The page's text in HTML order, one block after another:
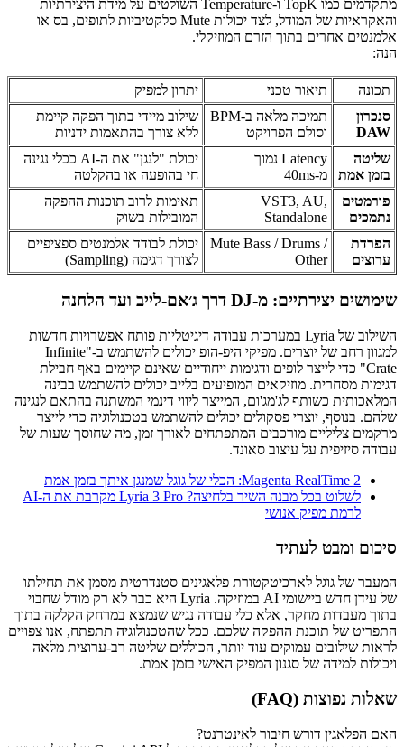
מתקדמים כמו TopK ו-Temperature השולטים על מידת היצירתיות
והאקראיות של המודל, לצד יכולות Mute סלקטיביות לתופים, בס או
אלמנטים אחרים בתוך הזרם המוזיקלי.
הנה:
תכונה תיאור טכני
יתרון למפיק
סנכרון
DAW
תמיכה מלאה ב-BPM
וסולם הפרויקט
שילוב מיידי בתוך הפקה קיימת
ללא צורך בהתאמות ידניות
שליטה
בזמן אמת
Latency נמוך
מ-40ms
יכולת "לנגן" את ה-AI ככלי נגינה
חי בהופעה או בהקלטה
פורמטים
נתמכים
VST3, AU,
Standalone
תאימות לרוב תוכנות ההפקה
המובילות בשוק
הפרדת
ערוצים
Mute Bass / Drums /
Other
יכולת לבודד אלמנטים ספציפיים
לצורך דגימה (Sampling)
שימושים יצירתיים: מ-DJ דרך ג׳אם-לייב ועד הלחנה
השילוב של Lyria במערכות עבודה דיגיטליות פותח אפשרויות חדשות
למגוון רחב של יוצרים. מפיקי היפ-הופ יכולים להשתמש ב-"Infinite
Crate" כדי לייצר לופים ודגימות ייחודיים שאינם קיימים באף חבילת
דגימות מסחרית. מוזיקאים המופיעים בלייב יכולים להשתמש בבינה
המלאכותית כשותף לג'מג'ום, המייצר ליווי דינמי המשתנה בהתאם לנגינה
שלהם. בנוסף, יוצרי פסקולים יכולים להשתמש בטכנולוגיה כדי לייצר
מרקמים צליליים מורכבים המתפתחים לאורך זמן, מה שחוסך שעות של
עבודה סיזיפית על עיצוב סאונד.
Magenta RealTime 2: הכלי של גוגל שמנגן איתך בזמן אמת
לשלוט בכל מבנה השיר בלחיצה? Lyria 3 Pro מקרבת את ה-AI
לרמת מפיק אנושי
סיכום ומבט לעתיד
המעבר של גוגל לארכיטקטורת פלאגינים סטנדרטית מסמן את תחילתו
של עידן חדש ביישומי AI במוזיקה. Lyria היא כבר לא רק מודל שחבוי
בתוך מעבדות מחקר, אלא כלי עבודה נגיש שנמצא במרחק הקלקה בתוך
התפריט של תוכנת ההפקה שלכם. ככל שהטכנולוגיה תתפתח, אנו צפויים
לראות שילובים עמוקים עוד יותר, הכוללים שליטה רב-ערוצית מלאה
ויכולות למידה של סגנון המפיק האישי בזמן אמת.
שאלות נפוצות (FAQ)
האם הפלאגין דורש חיבור לאינטרנט?